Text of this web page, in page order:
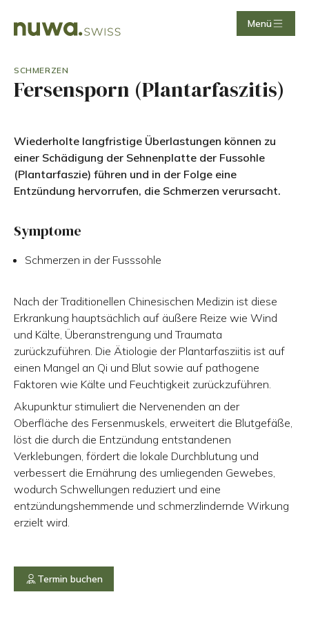
Menü
SCHMERZEN
Fersensporn (Plantarfaszitis)
Wiederholte langfristige Überlastungen können zu
einer Schädigung der Sehnenplatte der Fussohle
(Plantarfaszie) führen und in der Folge eine
Entzündung hervorrufen, die Schmerzen verursacht.
Symptome
Schmerzen in der Fusssohle
Nach der Traditionellen Chinesischen Medizin ist diese
Erkrankung hauptsächlich auf äußere Reize wie Wind
und Kälte, Überanstrengung und Traumata
zurückzuführen. Die Ätiologie der Plantarfasziitis ist auf
einen Mangel an Qi und Blut sowie auf pathogene
Faktoren wie Kälte und Feuchtigkeit zurückzuführen.
Akupunktur stimuliert die Nervenenden an der
Oberfläche des Fersenmuskels, erweitert die Blutgefäße,
löst die durch die Entzündung entstandenen
Verklebungen, fördert die lokale Durchblutung und
verbessert die Ernährung des umliegenden Gewebes,
wodurch Schwellungen reduziert und eine
entzündungshemmende und schmerzlindernde Wirkung
erzielt wird.
Termin buchen